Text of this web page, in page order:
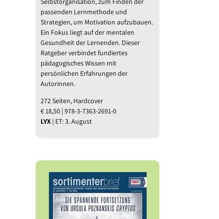
passenden Lernmethode und
Strategien, um Motivation aufzubauen.
Ein Fokus liegt auf der mentalen
Gesundheit der Lernenden. Dieser
Ratgeber verbindet fundiertes
pädagogisches Wissen mit
persönlichen Erfahrungen der
Autorinnen.
272 Seiten, Hardcover
€ 18,50 | 978-3-7363-2691-0
LYX | ET: 3. August